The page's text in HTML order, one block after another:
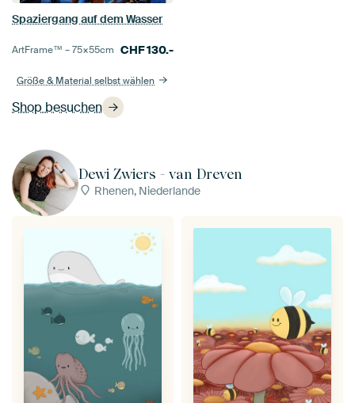
Shop besuchen
Spaziergang auf dem Wasser
ArtFrame™ –75×55cm CHF130.-
Größe & Material selbst wählen
Dewi Zwiers - van Dreven
Rhenen, Niederlande